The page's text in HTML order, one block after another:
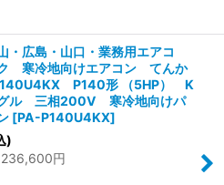
・広島・山口・業務用エアコ
寒冷地向けエアコン てんか
P140形 （5HP） K
ル 三相200V 寒冷地向けパ
[PA-P140U4KX]
)
円